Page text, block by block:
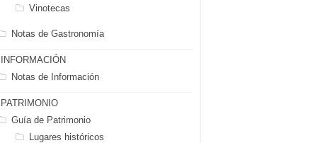
Vinotecas
Notas de Gastronomía
INFORMACIÓN
Notas de Información
PATRIMONIO
Guía de Patrimonio
Lugares históricos